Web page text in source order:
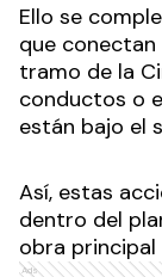
Ello se
que
tramo de la
conductos o
están bajo el
Así, estas
dentro del
obra
Ads